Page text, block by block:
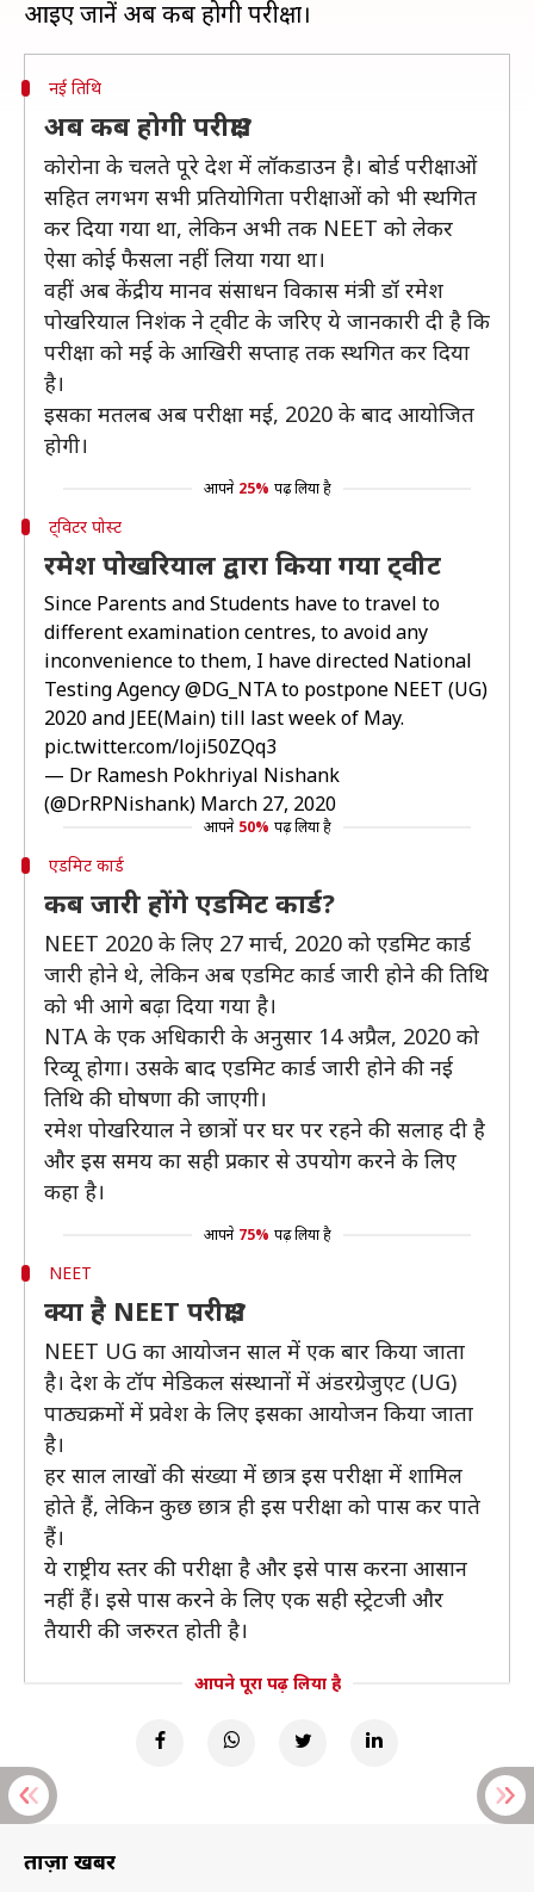
नई तिथि
अब कब होगी परीक्षा?
कोरोना के चलते पूरे देश में लॉकडाउन है। बोर्ड परीक्षाओं
सहित लगभग सभी प्रतियोगिता परीक्षाओं को भी स्थगित
कर दिया गया था, लेकिन अभी तक NEET को लेकर
ऐसा कोई फैसला नहीं लिया गया था।
वहीं अब केंद्रीय मानव संसाधन विकास मंत्री डॉ रमेश
पोखरियाल निशंक ने ट्वीट के जरिए ये जानकारी दी है कि
परीक्षा को मई के आखिरी सप्ताह तक स्थगित कर दिया
है।
इसका मतलब अब परीक्षा मई, 2020 के बाद आयोजित
होगी।
आपने 25% पढ़ लिया है
ट्विटर पोस्ट
रमेश पोखरियाल द्वारा किया गया ट्वीट
Since Parents and Students have to travel to
different examination centres, to avoid any
inconvenience to them, I have directed National
Testing Agency@DG_NTAto postpone NEET (UG)
2020 and JEE(Main) till last week of May.
pic.twitter.com/loji50ZQq3
— Dr Ramesh Pokhriyal Nishank
(@DrRPNishank) March 27, 2020
आपने 50% पढ़ लिया है
एडमिट कार्ड
कब जारी होंगे एडमिट कार्ड?
NEET 2020 के लिए 27 मार्च, 2020 को एडमिट कार्ड
जारी होने थे, लेकिन अब एडमिट कार्ड जारी होने की तिथि
को भी आगे बढ़ा दिया गया है।
NTA के एक अधिकारी के अनुसार 14 अप्रैल, 2020 को
रिव्यू होगा। उसके बाद एडमिट कार्ड जारी होने की नई
तिथि की घोषणा की जाएगी।
रमेश पोखरियाल ने छात्रों पर घर पर रहने की सलाह दी है
और इस समय का सही प्रकार से उपयोग करने के लिए
कहा है।
आपने 75% पढ़ लिया है
NEET
क्या है NEET परीक्षा?
NEET UG का आयोजन साल में एक बार किया जाता
है। देश के टॉप मेडिकल संस्थानों में अंडरग्रेजुएट (UG)
पाठ्यक्रमों में प्रवेश के लिए इसका आयोजन किया जाता
है।
हर साल लाखों की संख्या में छात्र इस परीक्षा में शामिल
होते हैं, लेकिन कुछ छात्र ही इस परीक्षा को पास कर पाते
हैं।
ये राष्ट्रीय स्तर की परीक्षा है और इसे पास करना आसान
नहीं हैं। इसे पास करने के लिए एक सही स्ट्रेटजी और
तैयारी की जरुरत होती है।
आपने पूरा पढ़ लिया है
ताज़ा खबरें